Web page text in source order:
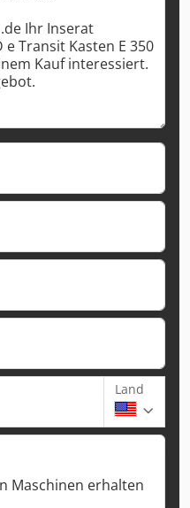
Land
Maschinen erhalten